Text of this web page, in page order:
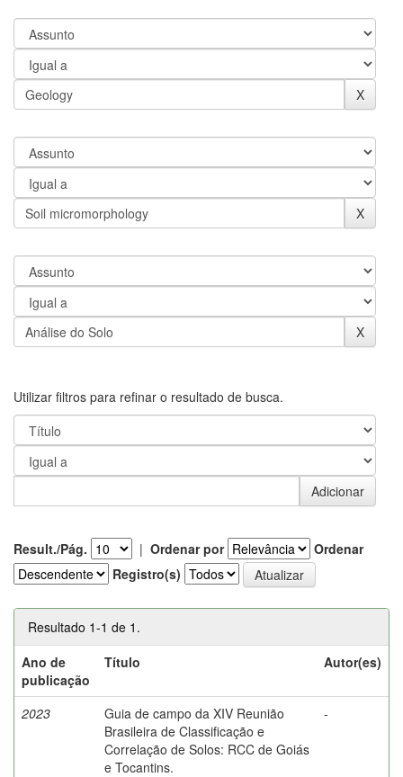
Utilizar filtros para refinar o resultado de busca.
Result./Pág. | Ordenar por
Ordenar
Registro(s)
Resultado 1-1 de 1.
Ano de
publicação
Título Autor(es)
2023
Guia de campo da XIV Reunião
Brasileira de Classificação e
Correlação de Solos: RCC de Goiás
e Tocantins.
-